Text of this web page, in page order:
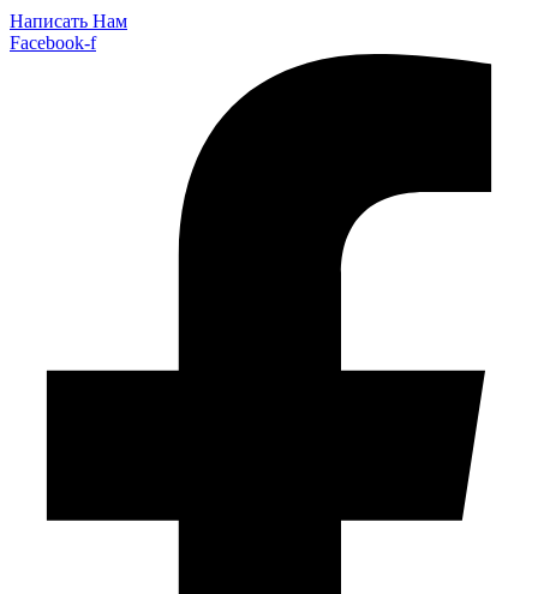
Написать Нам
Facebook-f